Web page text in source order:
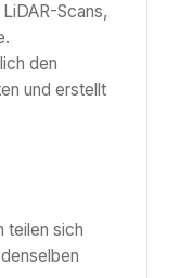
Scans,
den
und erstellt
teilen sich